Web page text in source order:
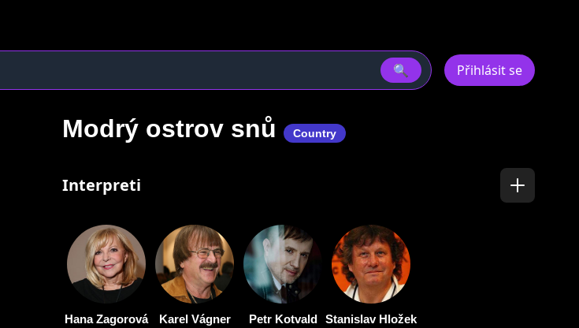
🔍 Přihlásit se
Modrý ostrov snů Country
Interpreti
Hana Zagorová Karel Vágner Petr Kotvald Stanislav Hložek